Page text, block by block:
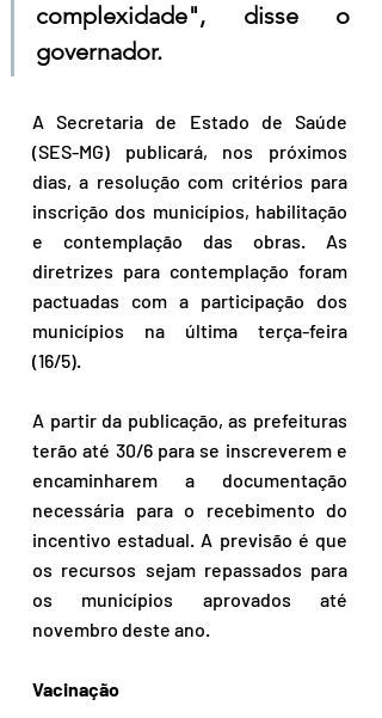
complexidade", disse o
governador.
A Secretaria de Estado de Saúde
(SES-MG) publicará, nos próximos
dias, a resolução com critérios para
inscrição dos municípios, habilitação
e contemplação das obras. As
diretrizes para contemplação foram
pactuadas com a participação dos
municípios na última terça-feira
(16/5).
A partir da publicação, as prefeituras
terão até 30/6 para se inscreverem e
encaminharem a documentação
necessária para o recebimento do
incentivo estadual. A previsão é que
os recursos sejam repassados para
os municípios aprovados até
novembro deste ano.
Vacinação